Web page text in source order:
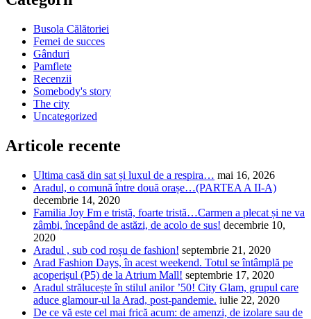
Busola Călătoriei
Femei de succes
Gânduri
Pamflete
Recenzii
Somebody's story
The city
Uncategorized
Articole recente
Ultima casă din sat și luxul de a respira… mai 16, 2026
Aradul, o comună între două orașe…(PARTEA A II-A)
decembrie 14, 2020
Familia Joy Fm e tristă, foarte tristă…Carmen a plecat și ne va
zâmbi, începând de astăzi, de acolo de sus! decembrie 10,
2020
Aradul , sub cod roșu de fashion! septembrie 21, 2020
Arad Fashion Days, în acest weekend. Totul se întâmplă pe
acoperișul (P5) de la Atrium Mall! septembrie 17, 2020
Aradul strălucește în stilul anilor ’50! City Glam, grupul care
aduce glamour-ul la Arad, post-pandemie. iulie 22, 2020
De ce vă este cel mai frică acum: de amenzi, de izolare sau de